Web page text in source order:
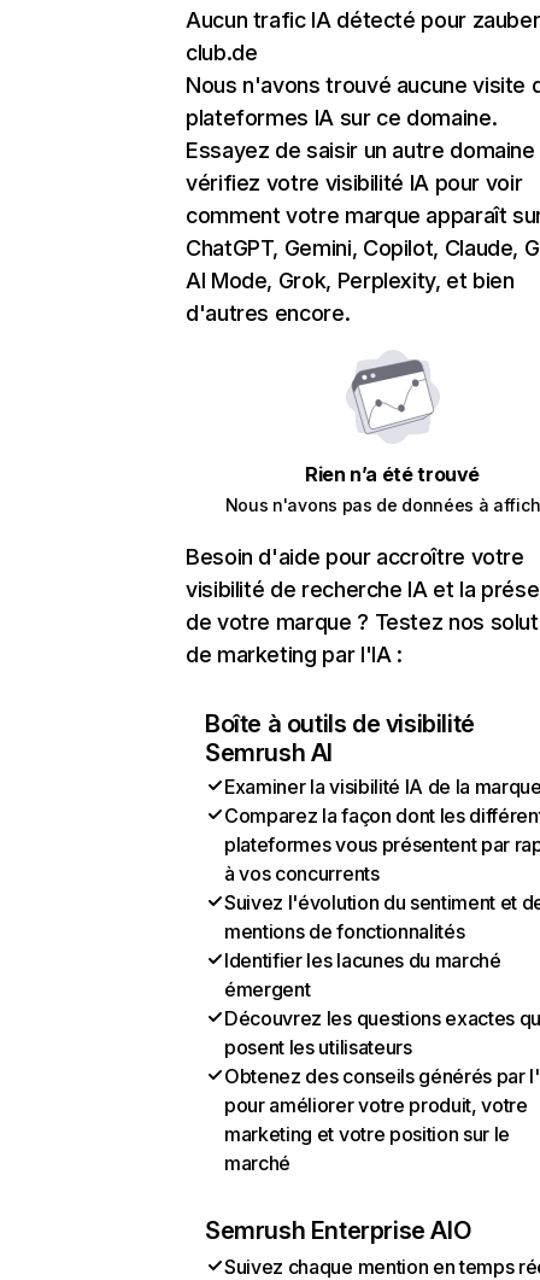
Aucun trafic IA détecté pour
club.de
Nous n'avons trouvé aucune visite
plateformes IA sur ce domaine.
Essayez de saisir un autre domaine
vérifiez votre visibilité IA pour voir
comment votre marque apparaît
ChatGPT, Gemini, Copilot, Claude,
AI Mode, Grok, Perplexity, et bien
d'autres encore.
Rien n’a été trouvé
Nous n'avons pas de données à
Besoin d'aide pour accroître votre
visibilité de recherche IA et la
de votre marque ? Testez nos
de marketing par l'IA :
Boîte à outils de visibilité
Semrush AI
Examiner la visibilité IA de la
Comparez la façon dont les
plateformes vous présentent par
à vos concurrents
Suivez l'évolution du sentiment et
mentions de fonctionnalités
Identifier les lacunes du marché
émergent
Découvrez les questions exactes
posent les utilisateurs
Obtenez des conseils générés par
pour améliorer votre produit, votre
marketing et votre position sur le
marché
Semrush Enterprise AIO
Suivez chaque mention en temps